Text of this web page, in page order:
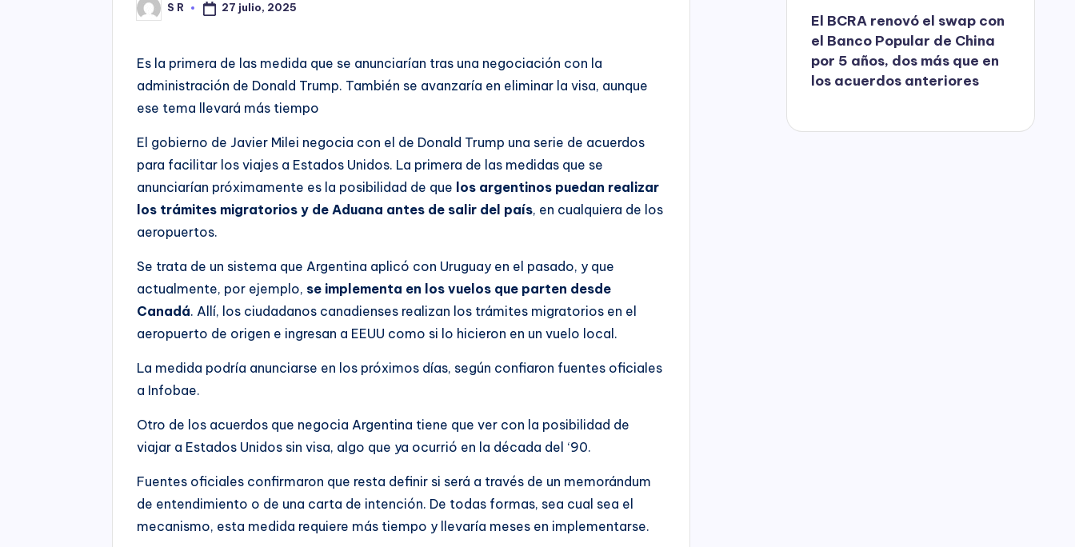
Posted
by
S R 27 julio, 2025
Es la primera de las medida que se anunciarían tras una negociación con la
administración de Donald Trump. También se avanzaría en eliminar la visa, aunque
ese tema llevará más tiempo
El gobierno de Javier Milei negocia con el de Donald Trump una serie de acuerdos
para facilitar los viajes a Estados Unidos. La primera de las medidas que se
anunciarían próximamente es la posibilidad de que los argentinos puedan realizar
los trámites migratorios y de Aduana antes de salir del país, en cualquiera de los
aeropuertos.
Se trata de un sistema que Argentina aplicó con Uruguay en el pasado, y que
actualmente, por ejemplo, se implementa en los vuelos que parten desde
Canadá. Allí, los ciudadanos canadienses realizan los trámites migratorios en el
aeropuerto de origen e ingresan a EEUU como si lo hicieron en un vuelo local.
La medida podría anunciarse en los próximos días, según confiaron fuentes oficiales
a Infobae.
Otro de los acuerdos que negocia Argentina tiene que ver con la posibilidad de
viajar a Estados Unidos sin visa, algo que ya ocurrió en la década del ‘90.
Fuentes oficiales confirmaron que resta definir si será a través de un memorándum
de entendimiento o de una carta de intención. De todas formas, sea cual sea el
mecanismo, esta medida requiere más tiempo y llevaría meses en implementarse.
El BCRA renovó el swap con
el Banco Popular de China
por 5 años, dos más que en
los acuerdos anteriores